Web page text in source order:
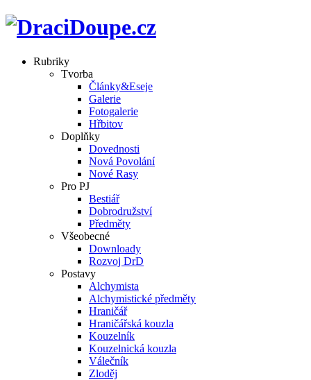
Rubriky
Tvorba
Články&Eseje
Galerie
Fotogalerie
Hřbitov
Doplňky
Dovednosti
Nová Povolání
Nové Rasy
Pro PJ
Bestiář
Dobrodružství
Předměty
Všeobecné
Downloady
Rozvoj DrD
Postavy
Alchymista
Alchymistické předměty
Hraničář
Hraničářská kouzla
Kouzelník
Kouzelnická kouzla
Válečník
Zloděj